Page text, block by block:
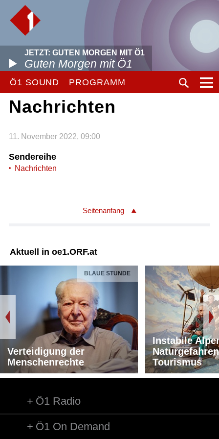
JETZT: GUTEN MORGEN MIT Ö1
Guten Morgen mit Ö1
Ö1 SOUND PROGRAMM
Nachrichten
11. November 2022, 09:00
Sendereihe
Nachrichten
Seitenanfang
Aktuell in oe1.ORF.at
BLAUE STUNDE
Verteidigung der
Menschenrechte
Instabile
Tourismus
Ö1 Radio
Ö1 On Demand